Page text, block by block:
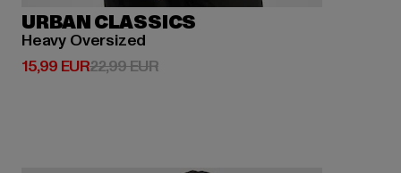
URBAN CLASSICS
Heavy Oversized
15,99 EUR
Derzeitiger Preis: 15,99 EUR
22,99 EURAktionspreis: 22,99 EUR